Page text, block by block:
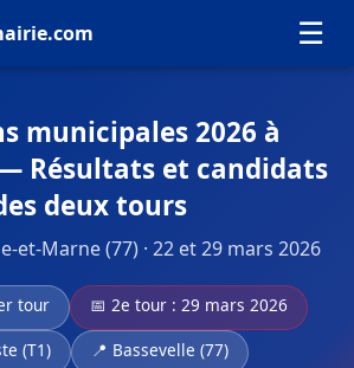
☰
municipales 2026 à
Résultats et candidats
deux tours
et-Marne (77) · 22 et 29 mars 2026
tour
📅 2e tour : 29 mars 2026
(T1)
📍 Bassevelle (77)